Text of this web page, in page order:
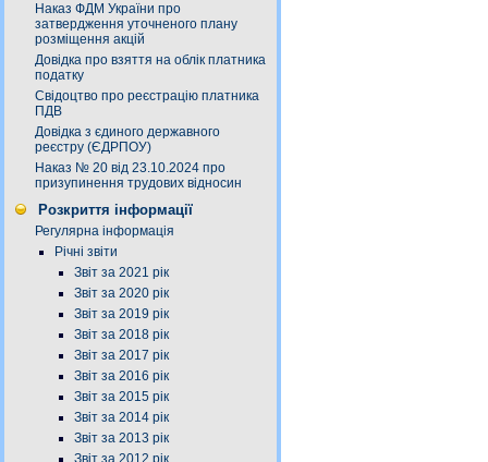
Наказ ФДМ України про
затвердження уточненого плану
розміщення акцій
Довідка про взяття на облік платника
податку
Свідоцтво про реєстрацію платника
ПДВ
Довідка з єдиного державного
реєстру (ЄДРПОУ)
Наказ № 20 від 23.10.2024 про
призупинення трудових відносин
Розкриття інформації
Регулярна інформація
Річні звіти
Звіт за 2021 рік
Звіт за 2020 рік
Звіт за 2019 рік
Звіт за 2018 рік
Звіт за 2017 рік
Звіт за 2016 рік
Звіт за 2015 рік
Звіт за 2014 рік
Звіт за 2013 рік
Звіт за 2012 рік